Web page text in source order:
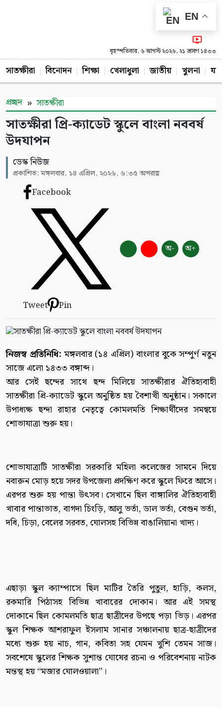
EN
বৃহস্পতিবার, ৬ আগস্ট ২০২৬, ২১ শ্রাবণ ১৪৩৩
সাতক্ষীরা বিনোদন শিক্ষা খেলাধুলা জাতীয় খুলনা
প্রচ্ছদ সাতক্ষীরা
সাতক্ষীরা প্রি-ক্যাডেট স্কুলে বাংলা নববর্ষ
উদযাপন
ডেস্ক নিউজ
প্রকাশিত: মঙ্গলবার, ১৪ এপ্রিল, ২০২৬, ৬:৩৫ অপরাহ্ণ
Facebook
Tweet Pin
অ- অ+
নিজস্ব প্রতিনিধি: মঙ্গলবার (১৪ এপ্রিল) বাংলার বুকে সম্পুর্ণ নতুন
সাজে এলো ১৪৩৩ বঙ্গাব্দ।
আর সেই ছন্দের সাথে ছন্দ মিলিয়ে সাতক্ষীরার ঐতিহ্যবাহী
সাতক্ষীরা প্রি-ক্যাডেট স্কুলে অনুষ্ঠিত হয় বৈশাখী অনুষ্ঠান। সকালে
উপাধ্যক্ষ ছন্দা রাহার নেতৃত্বে কোমলমতি শিক্ষার্থীদের সমন্বয়ে
শোভাযাত্রা শুরু হয়।
শোভাযাত্রাটি সাতক্ষীরা সরকারি মহিলা কলেজের সামনে দিয়ে
নবারুন মোড় হয়ে সদর উপজেলা প্রদক্ষিণ করে স্কুলে ফিরে আসে।
এরপর শুরু হয় পান্তা উৎসব। সেখানে ছিল বাঙ্গালির ঐতিহ্যবাহী
খাবার পান্তাভাত, বাগদা চিংড়ি, আলু ভর্তা, ডাল ভর্তা, বেগুন ভর্তা,
দধি, চিড়া, বেলের সরবত, ঘোলসহ বিভিন্ন বাঙালিয়ানা খাদ্য।
এছাড়া স্কুল ক্যাম্পাসে ছিল মাটির তৈরি পুতুল, হাড়ি, কলস,
রকমারি পিঠাসহ বিভিন্ন খাবারের দোকান। আর এই সমস্থ
দোকানে ছিল কোমলমতি ছাত্র ছাত্রীদের উপছে পড়া ভিড়। এরপর
স্কুল শিক্ষক আশরাফুল ইসলাম সানার সঞ্চালনায় ছাত্র-ছাত্রীদের
মধ্যে শুরু হয় নাচ, গান, কবিতা সহ যেমন খুশি তেমন সাজ।
সবশেষে স্কুলের শিক্ষক সুশান্ত ঘোষের রচনা ও পরিবেশনায় নাটক
মন্তস্থ হয় “মজার ঘোলওয়ালা”।